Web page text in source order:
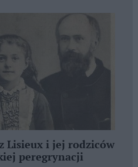
Lisieux i jej rodziców
peregrynacji